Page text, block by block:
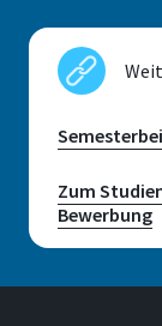
E 125
von-
Zum
Bewerbung